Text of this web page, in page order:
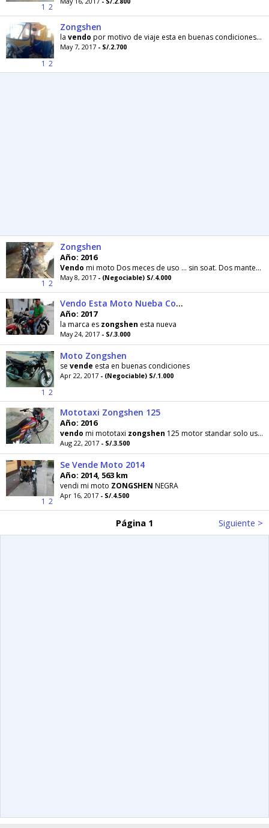
1 2
1 2
Zongshen
la vendo por motivo de viaje esta en buenas condiciones solo se ha utilisado de uso personal
May 7, 2017 - S/.2.700
1 2
Zongshen
Año: 2016
Vendo mi moto Dos meces de uso ... sin soat. Dos mantenimentos gratis...
May 8, 2017 - (Negociable) S/.4.000
Vendo Esta Moto Nueba Comprada de Tienda
Año: 2017
la marca es zongshen esta nueva
May 24, 2017 - S/.3.000
1 2
Moto Zongshen
se vende esta en buenas condiciones
Apr 22, 2017 - (Negociable) S/.1.000
Mototaxi Zongshen 125
Año: 2016
vendo mi mototaxi zongshen 125 motor standar solo uso personal la
Aug 22, 2017 - S/.3.500
1 2
Se Vende Moto 2014
Año: 2014, 563 km
vendi mi moto ZONGSHEN NEGRA
Apr 16, 2017 - S/.4.500
Página 1 Siguiente >